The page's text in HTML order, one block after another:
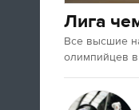
Салют после
Лига
Все высшие
олимпийцев